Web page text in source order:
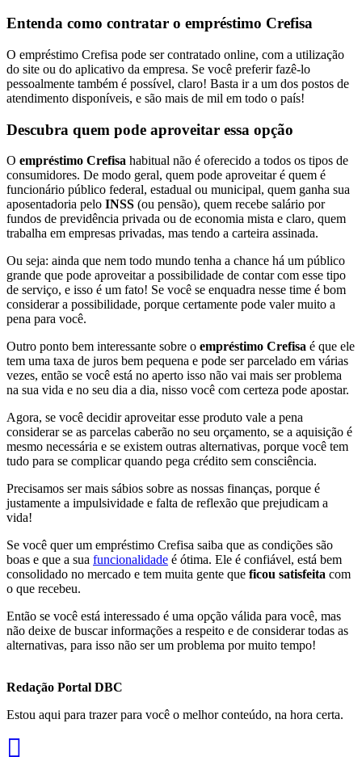
Entenda como contratar o empréstimo Crefisa
O empréstimo Crefisa pode ser contratado online, com a utilização
do site ou do aplicativo da empresa. Se você preferir fazê-lo
pessoalmente também é possível, claro! Basta ir a um dos postos de
atendimento disponíveis, e são mais de mil em todo o país!
Descubra quem pode aproveitar essa opção
O empréstimo Crefisa habitual não é oferecido a todos os tipos de
consumidores. De modo geral, quem pode aproveitar é quem é
funcionário público federal, estadual ou municipal, quem ganha sua
aposentadoria pelo INSS (ou pensão), quem recebe salário por
fundos de previdência privada ou de economia mista e claro, quem
trabalha em empresas privadas, mas tendo a carteira assinada.
Ou seja: ainda que nem todo mundo tenha a chance há um público
grande que pode aproveitar a possibilidade de contar com esse tipo
de serviço, e isso é um fato! Se você se enquadra nesse time é bom
considerar a possibilidade, porque certamente pode valer muito a
pena para você.
Outro ponto bem interessante sobre o empréstimo Crefisa é que ele
tem uma taxa de juros bem pequena e pode ser parcelado em várias
vezes, então se você está no aperto isso não vai mais ser problema
na sua vida e no seu dia a dia, nisso você com certeza pode apostar.
Agora, se você decidir aproveitar esse produto vale a pena
considerar se as parcelas caberão no seu orçamento, se a aquisição é
mesmo necessária e se existem outras alternativas, porque você tem
tudo para se complicar quando pega crédito sem consciência.
Precisamos ser mais sábios sobre as nossas finanças, porque é
justamente a impulsividade e falta de reflexão que prejudicam a
vida!
Se você quer um empréstimo Crefisa saiba que as condições são
boas e que a sua funcionalidade é ótima. Ele é confiável, está bem
consolidado no mercado e tem muita gente que ficou satisfeita com
o que recebeu.
Então se você está interessado é uma opção válida para você, mas
não deixe de buscar informações a respeito e de considerar todas as
alternativas, para isso não ser um problema por muito tempo!
Redação Portal DBC
Estou aqui para trazer para você o melhor conteúdo, na hora certa.